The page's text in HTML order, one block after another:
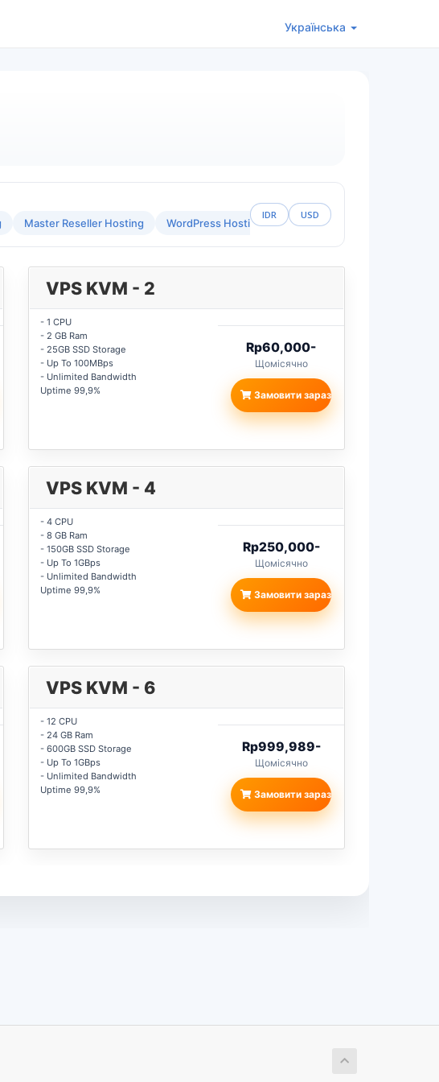
Українська
Master Reseller Hosting WordPress Hosting Custom Hosting Location
IDR USD
VPS KVM - 2
- 1 CPU
- 2 GB Ram
- 25GB SSD Storage
- Up To 100MBps
- Unlimited Bandwidth
Uptime 99,9%
Rp60,000-
Щомісячно
Замовити зараз
VPS KVM - 4
- 4 CPU
- 8 GB Ram
- 150GB SSD Storage
- Up To 1GBps
- Unlimited Bandwidth
Uptime 99,9%
Rp250,000-
Щомісячно
Замовити зараз
VPS KVM - 6
- 12 CPU
- 24 GB Ram
- 600GB SSD Storage
- Up To 1GBps
- Unlimited Bandwidth
Uptime 99,9%
Rp999,989-
Щомісячно
Замовити зараз